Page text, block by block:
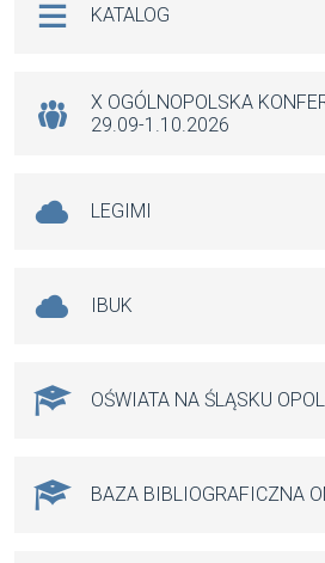
KATALOG
X OGÓLNOPOLSKA
29.09-1.10.2026
LEGIMI
IBUK
OŚWIATA NA ŚLĄSKU
BAZA BIBLIOGRAFICZNA